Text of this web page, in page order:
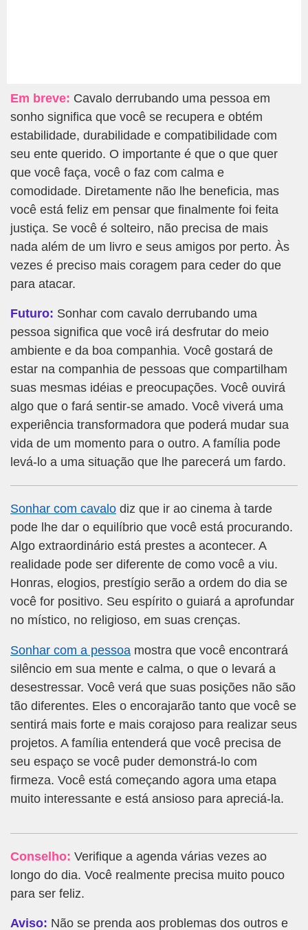
Em breve: Cavalo derrubando uma pessoa em
sonho significa que você se recupera e obtém
estabilidade, durabilidade e compatibilidade com
seu ente querido. O importante é que o que quer
que você faça, você o faz com calma e
comodidade. Diretamente não lhe beneficia, mas
você está feliz em pensar que finalmente foi feita
justiça. Se você é solteiro, não precisa de mais
nada além de um livro e seus amigos por perto. Às
vezes é preciso mais coragem para ceder do que
para atacar.
Futuro: Sonhar com cavalo derrubando uma
pessoa significa que você irá desfrutar do meio
ambiente e da boa companhia. Você gostará de
estar na companhia de pessoas que compartilham
suas mesmas idéias e preocupações. Você ouvirá
algo que o fará sentir-se amado. Você viverá uma
experiência transformadora que poderá mudar sua
vida de um momento para o outro. A família pode
levá-lo a uma situação que lhe parecerá um fardo.
Sonhar com cavalo diz que ir ao cinema à tarde
pode lhe dar o equilíbrio que você está procurando.
Algo extraordinário está prestes a acontecer. A
realidade pode ser diferente de como você a viu.
Honras, elogios, prestígio serão a ordem do dia se
você for positivo. Seu espírito o guiará a aprofundar
no místico, no religioso, em suas crenças.
Sonhar com a pessoa mostra que você encontrará
silêncio em sua mente e calma, o que o levará a
desestressar. Você verá que suas posições não são
tão diferentes. Eles o encorajarão tanto que você se
sentirá mais forte e mais corajoso para realizar seus
projetos. A família entenderá que você precisa de
seu espaço se você puder demonstrá-lo com
firmeza. Você está começando agora uma etapa
muito interessante e está ansioso para apreciá-la.
Conselho: Verifique a agenda várias vezes ao
longo do dia. Você realmente precisa muito pouco
para ser feliz.
Aviso: Não se prenda aos problemas dos outros e